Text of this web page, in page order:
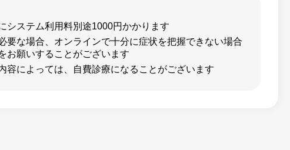
システム利用料別途1000円かかります
要な場合、オンラインで十分に症状を把握できない場合
お願いすることがございます
容によっては、自費診療になることがございます